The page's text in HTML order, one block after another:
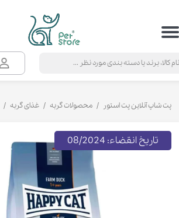
حساب کاربری من
خروج از حساب کاربری
پت شاپ آنلاین پت استور محصولات گربه غذای گربه
تاریخ انقضاء: 08/2024